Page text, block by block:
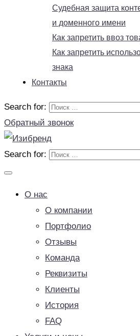
Судебная защита
и доменного имени
Как запретить ввоз
Как запретить
знака
Контакты
Search for:
Обратный звонок
Search for:
О нас
О компании
Портфолио
Отзывы
Команда
Реквизиты
Клиенты
История
FAQ